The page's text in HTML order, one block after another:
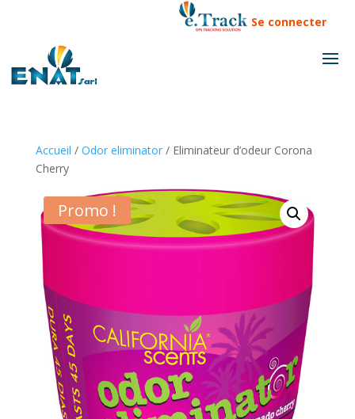
Se connecter
Accueil / Odor eliminator/ Eliminateur d’odeur Corona
Cherry
Promo !